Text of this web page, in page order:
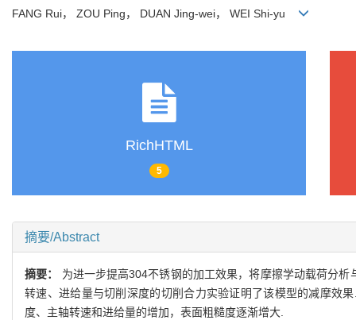
FANG Rui， ZOU Ping， DUAN Jing-wei， WEI Shi-yu
RichHTML
5
摘要/Abstract
摘要： 为进一步提高304不锈钢的加工效果，将摩擦学动载荷分
转速、进给量与切削深度的切削合力实验证明了该模型的减摩效
度、主轴转速和进给量的增加，表面粗糙度逐渐增大.